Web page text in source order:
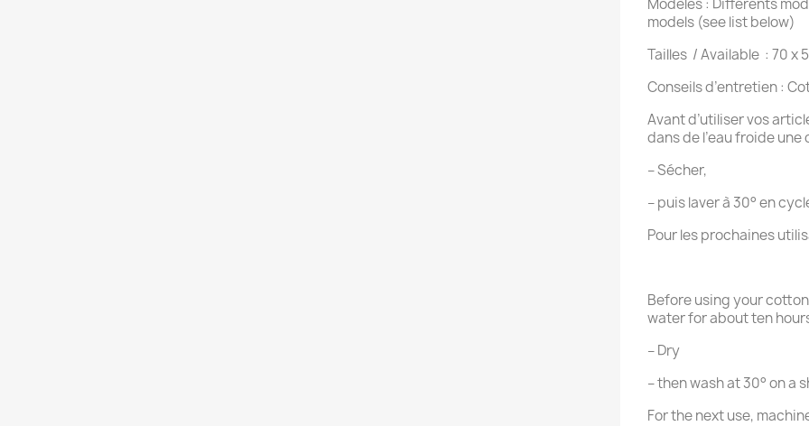
Modèles : Différents
models (see list below)
Tailles / Available : 70 x
Conseils d’entretien :
Avant d’utiliser vos
dans de l’eau froide une
– Sécher,
– puis laver à 30° en
Pour les prochaines
Before using your
water for about ten
– Dry
– then wash at 30° on a
For the next use,